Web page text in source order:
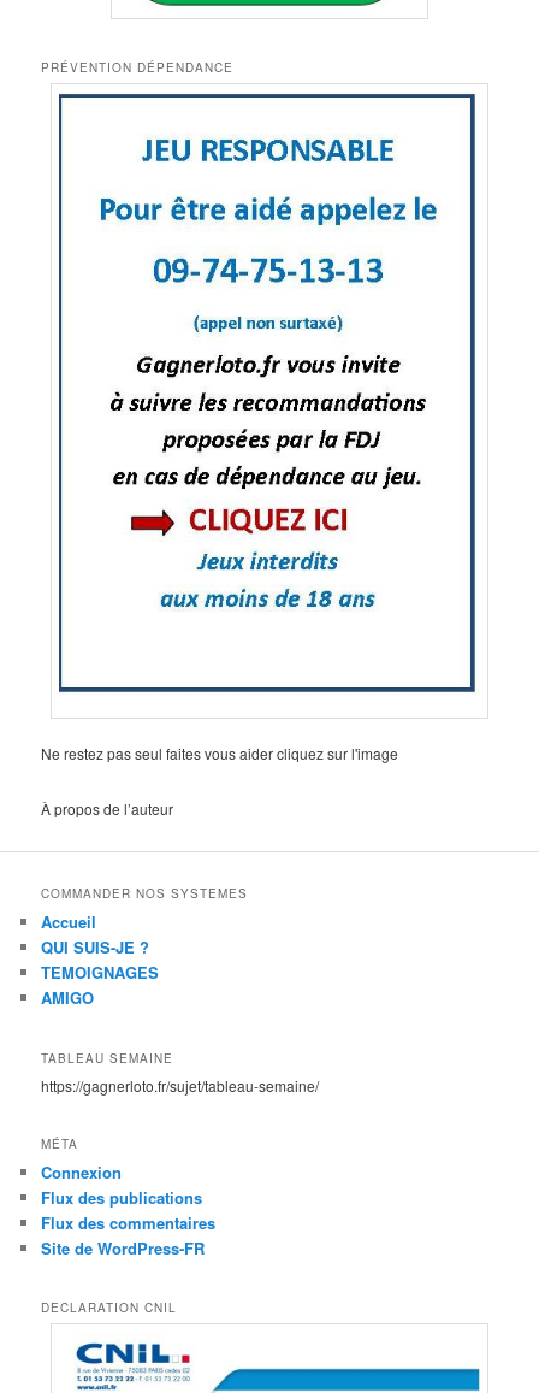
PRÉVENTION DÉPENDANCE
Ne restez pas seul faites vous aider cliquez sur l'image
À propos de l’auteur
COMMANDER NOS SYSTEMES
Accueil
QUI SUIS-JE ?
TEMOIGNAGES
AMIGO
TABLEAU SEMAINE
https://gagnerloto.fr/sujet/tableau-semaine/
MÉTA
Connexion
Flux des publications
Flux des commentaires
Site de WordPress-FR
DECLARATION CNIL